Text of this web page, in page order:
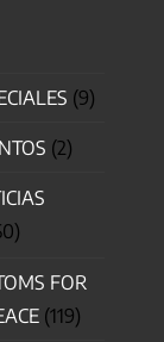
(9)
(2)
FOR
(119)